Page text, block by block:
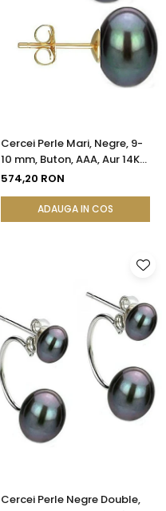
Cercei Perle Mari, Negre, 9-
10 mm, Buton, AAA, Aur 14K
(aur 585), Tip Șurub |
574,20 RON
ADAUGA IN COS
Cercei Perle Negre Double,